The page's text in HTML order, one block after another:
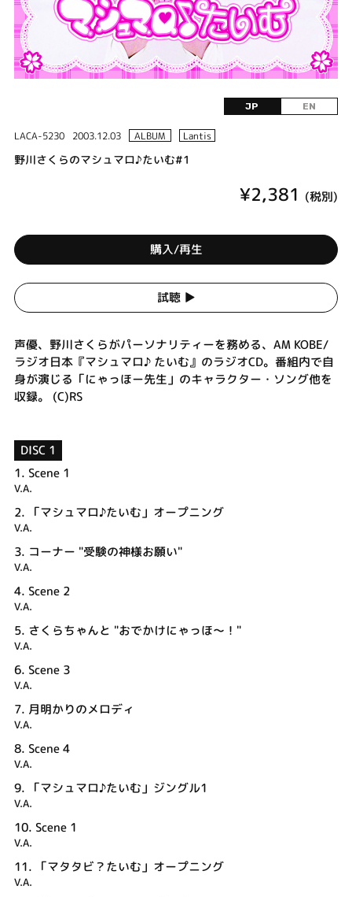
JP EN
LACA-5230 2003.12.03 ALBUM Lantis
野川さくらのマシュマロ♪たいむ#1
¥2,381 (税別)
購入/再生
試聴 ▶︎
声優、野川さくらがパーソナリティーを務める、AM KOBE/
ラジオ日本『マシュマロ♪ たいむ』のラジオCD。番組内で自
身が演じる「にゃっほー先生」のキャラクター・ソング他を
収録。 (C)RS
DISC 1
1. Scene 1
V.A.
2. 「マシュマロ♪たいむ」オープニング
V.A.
3. コーナー "受験の神様お願い"
V.A.
4. Scene 2
V.A.
5. さくらちゃんと "おでかけにゃっほ～！"
V.A.
6. Scene 3
V.A.
7. 月明かりのメロディ
V.A.
8. Scene 4
V.A.
9. 「マシュマロ♪たいむ」ジングル1
V.A.
10. Scene 1
V.A.
11. 「マタタビ？たいむ」オープニング
V.A.